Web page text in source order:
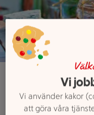
Vi
Vi använder kakor
att göra våra